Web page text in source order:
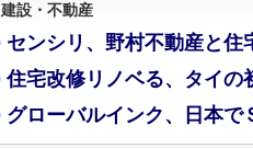
建設・不動産
センシリ、野村不動産と住
住宅改修リノベる、タイの
グローバルインク、日本で